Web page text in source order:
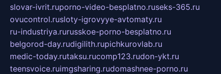
slovar-ivrit.ruporno-video-besplatno.ruseks-365.ru
ovucontrol.rusloty-igrovyye-avtomaty.ru
ru-industriya.rurusskoe-porno-besplatno.ru
belgorod-day.rudigilith.rupichkurovlab.ru
medic-today.rutaksu.rucomp123.rudon-ykt.ru
teensvoice.ruimgsharing.rudomashnee-porno.ru